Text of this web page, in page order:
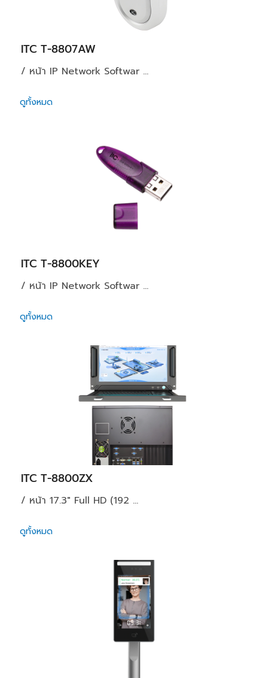
ITC T-8807AW
/ หน้า IP Network Softwar ...
ดูทั้งหมด
ITC T-8800KEY
/ หน้า IP Network Softwar ...
ดูทั้งหมด
ITC T-8800ZX
/ หน้า 17.3" Full HD (192 ...
ดูทั้งหมด